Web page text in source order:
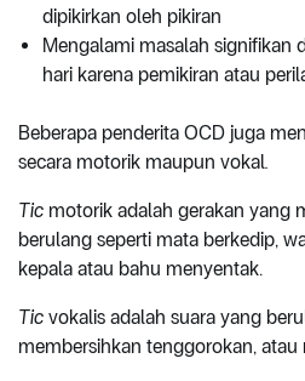
dipikirkan oleh pikiran
Mengalami masalah signifikan
hari karena pemikiran atau
Beberapa penderita OCD juga
secara motorik maupun vokal.
Tic motorik adalah gerakan yang
berulang seperti mata berkedip,
kepala atau bahu menyentak.
Tic vokalis adalah suara yang
membersihkan tenggorokan, atau